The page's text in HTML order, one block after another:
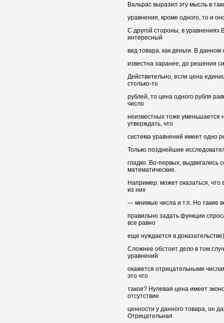
Вальрас выразил эту мысль в
уравнения, кроме одного, то и
С другой стороны, в уравнениях
интересный
вид товара, как деньги. В
известна заранее, до решения
Действительно, если цена
столько-то
рублей, то цена одного рубля
число
неизвестных тоже уменьшается
утверждать, что
система уравнений имеет одно
Только позднейшие
гладко. Во-первых,
математические.
Например: может оказаться,
из них
— мнимые числа и т.п. Но такие
правильно задать функции
все равно
еще нуждается в
Сложнее обстоит дело в том
уравнений
окажется отрицательными
это что
такое? Нулевая цена имеет
отсутствие
ценности у данного товара, он
Отрицательная